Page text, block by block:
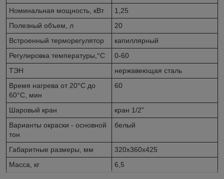
Номинальная мощность, кВт
1,25
Полезный объем, л
20
Встроенный терморегулятор
капиллярный
Регулировка температуры,°С
0-60
ТЭН
нержавеющая сталь
Время нагрева от 20°С до
60°С, мин
60
Шаровый кран
кран 1/2"
Варианты окраски - основной
тон
белый
Габаритные размеры, мм
320х360х425
Масса, кг
6,5